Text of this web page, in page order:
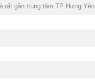
gần trung tâm TP Hưng